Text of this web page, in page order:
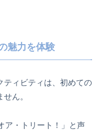
魅力を体験
ティビティは、初めての
ん。
ア・トリート！」と声